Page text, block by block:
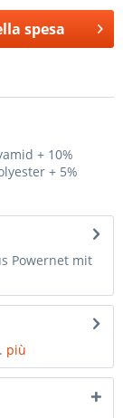
spesa
+ 10%
+ 5%
Powernet mit
più